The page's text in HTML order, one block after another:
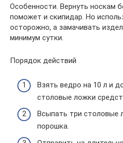
Особенности. Вернуть носкам
поможет и скипидар. Но
осторожно, а замачивать
минимум сутки.
Порядок действий
Взять ведро на 10 л и
столовые ложки
Всыпать три столовые
порошка.